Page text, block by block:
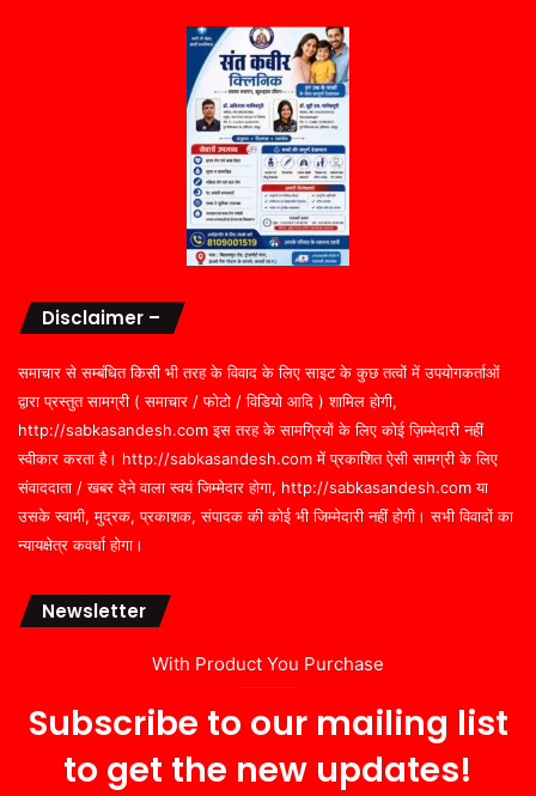
Disclaimer –
समाचार से सम्बंधित किसी भी तरह के विवाद के लिए साइट के कुछ तत्वों में उपयोगकर्ताओं
द्वारा प्रस्तुत सामग्री ( समाचार / फोटो / विडियो आदि ) शामिल होगी,
http://sabkasandesh.com इस तरह के सामग्रियों के लिए कोई ज़िम्मेदारी नहीं
स्वीकार करता है। http://sabkasandesh.com में प्रकाशित ऐसी सामग्री के लिए
संवाददाता / खबर देने वाला स्वयं जिम्मेदार होगा, http://sabkasandesh.com या
उसके स्वामी, मुद्रक, प्रकाशक, संपादक की कोई भी जिम्मेदारी नहीं होगी। सभी विवादों का
न्यायक्षेत्र कवर्धा होगा।
Newsletter
With Product You Purchase
Subscribe to our mailing list
to get the new updates!